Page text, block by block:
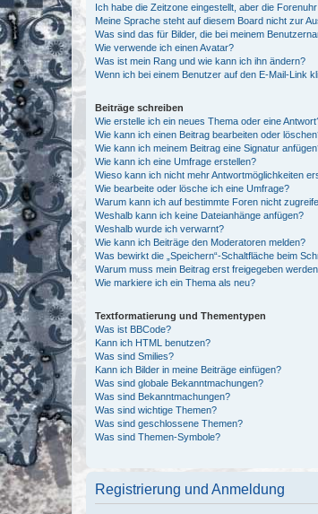
Ich habe die Zeitzone eingestellt, aber die
Meine Sprache steht auf diesem Board nicht zur
Was sind das für Bilder, die bei meinem
Wie verwende ich einen Avatar?
Was ist mein Rang und wie kann ich ihn ändern?
Wenn ich bei einem Benutzer auf den E-Mail-Link
Beiträge schreiben
Wie erstelle ich ein neues Thema oder eine
Wie kann ich einen Beitrag bearbeiten oder
Wie kann ich meinem Beitrag eine Signatur
Wie kann ich eine Umfrage erstellen?
Wieso kann ich nicht mehr Antwortmöglichkeiten
Wie bearbeite oder lösche ich eine Umfrage?
Warum kann ich auf bestimmte Foren nicht
Weshalb kann ich keine Dateianhänge anfügen?
Weshalb wurde ich verwarnt?
Wie kann ich Beiträge den Moderatoren melden?
Was bewirkt die „Speichern“-Schaltfläche beim
Warum muss mein Beitrag erst freigegeben
Wie markiere ich ein Thema als neu?
Textformatierung und Thementypen
Was ist BBCode?
Kann ich HTML benutzen?
Was sind Smilies?
Kann ich Bilder in meine Beiträge einfügen?
Was sind globale Bekanntmachungen?
Was sind Bekanntmachungen?
Was sind wichtige Themen?
Was sind geschlossene Themen?
Was sind Themen-Symbole?
Registrierung und Anmeldung